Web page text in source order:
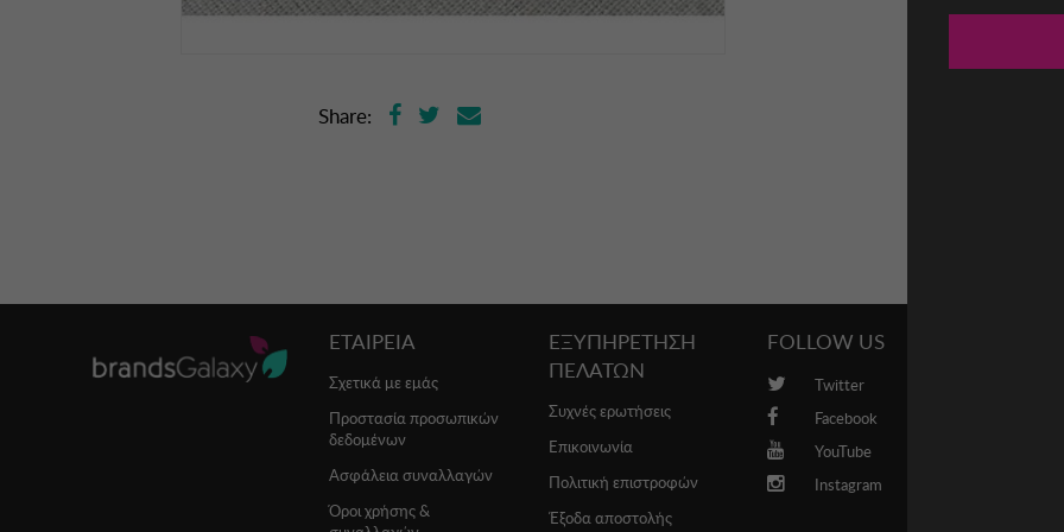
Share:
ΕΤΑΙΡΕΙΑ
Σχετικά με εμάς
Προστασία προσωπικών
δεδομένων
Ασφάλεια συναλλαγών
Όροι χρήσης &
ΕΞΥΠΗΡΕΤΗΣΗ
ΠΕΛΑΤΩΝ
Συχνές ερωτήσεις
Επικοινωνία
Πολιτική επιστροφών
Έξοδα αποστολής
FOLLOW US
Twitter
Facebook
YouTube
Instagram